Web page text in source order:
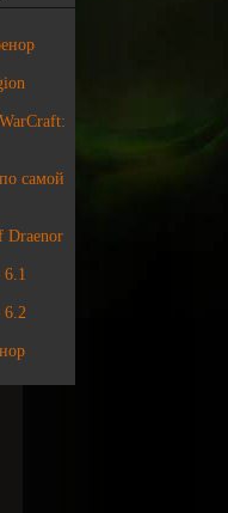
самой
Draenor
6.2